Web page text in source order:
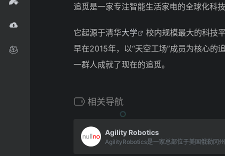
追觅是一家专注智能生活家电的全球化科
它起源于清华大学
校内规模最大的科技平
早在2015年，以“天空工场”成员为核心
一群人成就了现在的追觅。
相关导航
Agility Robotics